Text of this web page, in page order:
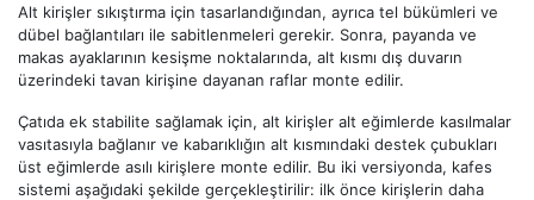
Alt kirişler sıkıştırma için tasarlandığından, ayrıca tel bükümleri ve
dübel bağlantıları ile sabitlenmeleri gerekir. Sonra, payanda ve
makas ayaklarının kesişme noktalarında, alt kısmı dış duvarın
üzerindeki tavan kirişine dayanan raflar monte edilir.
Çatıda ek stabilite sağlamak için, alt kirişler alt eğimlerde kasılmalar
vasıtasıyla bağlanır ve kabarıklığın alt kısmındaki destek çubukları
üst eğimlerde asılı kirişlere monte edilir. Bu iki versiyonda, kafes
sistemi aşağıdaki şekilde gerçekleştirilir: ilk önce kirişlerin daha